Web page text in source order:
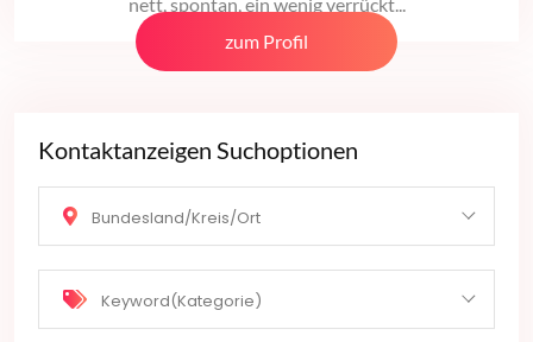
zum Profil
Kontaktanzeigen Suchoptionen
Bundesland/Kreis/Ort
Keyword(Kategorie)